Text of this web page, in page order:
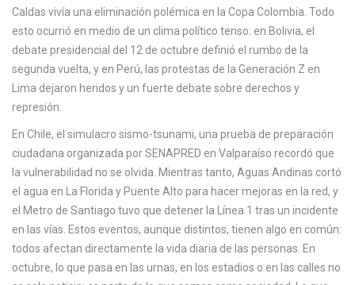
Caldas vivía una eliminación polémica en la Copa Colombia. Todo
esto ocurrió en medio de un clima político tenso: en Bolivia, el
debate presidencial del 12 de octubre definió el rumbo de la
segunda vuelta, y en Perú, las protestas de la Generación Z en
Lima dejaron heridos y un fuerte debate sobre derechos y
represión.
En Chile, el simulacro sismo-tsunami, una prueba de preparación
ciudadana organizada por SENAPRED en Valparaíso recordó que
la vulnerabilidad no se olvida. Mientras tanto, Aguas Andinas cortó
el agua en La Florida y Puente Alto para hacer mejoras en la red, y
el Metro de Santiago tuvo que detener la Línea 1 tras un incidente
en las vías. Estos eventos, aunque distintos, tienen algo en común:
todos afectan directamente la vida diaria de las personas. En
octubre, lo que pasa en las urnas, en los estadios o en las calles no